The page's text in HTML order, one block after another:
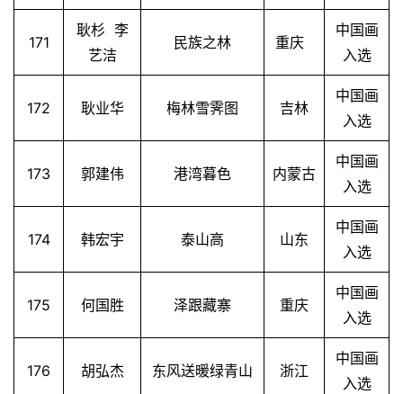
171
耿杉 李
艺洁
民族之林 重庆
中国画
入选
172 耿业华 梅林雪霁图 吉林
中国画
入选
173 郭建伟 港湾暮色 内蒙古
中国画
入选
174 韩宏宇 泰山高 山东
中国画
入选
175 何国胜 泽跟藏寨 重庆
中国画
入选
176 胡弘杰 东风送暖绿青山 浙江
中国画
入选